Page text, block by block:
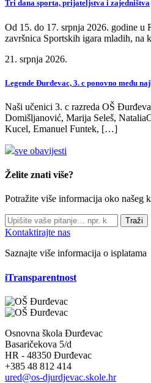
Tri dana sporta, prijateljstva i zajedništva
Od 15. do 17. srpnja 2026. godine u
završnica Sportskih igara mladih,
21. srpnja 2026.
Legende Đurđevac, 3. c ponovno među
Naši učenici 3. c razreda OŠ
Domišljanović, Marija Seleš,
Kucel, Emanuel Funtek, […]
sve obavijesti
Želite znati više?
Potražite više informacija oko našeg
Traži
Kontaktirajte nas
Saznajte više informacija o isplatama
iTransparentnost
Osnovna škola Đurđevac
Basaričekova 5/d
HR - 48350 Đurđevac
+385 48 812 414
ured@os-djurdjevac.skole.hr